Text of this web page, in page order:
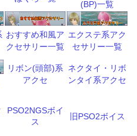
(BP)一覧
おすすめ和風ア
クセサリー一覧
エクステ系アク
セサリー一覧
リボン(頭部)系
アクセ
ネクタイ・リボ
ンタイ系アクセ
PSO2NGSボイ
ス
旧PSO2ボイス